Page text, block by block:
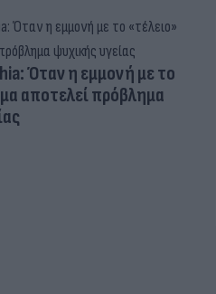
Όταν η εμμονή με το
αποτελεί πρόβλημα